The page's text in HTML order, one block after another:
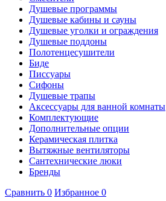
Душевые программы
Душевые кабины и сауны
Душевые уголки и ограждения
Душевые поддоны
Полотенцесушители
Биде
Писсуары
Сифоны
Душевые трапы
Аксессуары для ванной комнаты
Комплектующие
Дополнительные опции
Керамическая плитка
Вытяжные вентиляторы
Сантехнические люки
Бренды
Сравнить 0 Избранное 0